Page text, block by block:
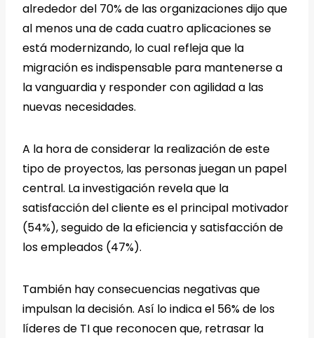
alrededor del 70% de las organizaciones dijo que
al menos una de cada cuatro aplicaciones se
está modernizando, lo cual refleja que la
migración es indispensable para mantenerse a
la vanguardia y responder con agilidad a las
nuevas necesidades.
A la hora de considerar la realización de este
tipo de proyectos, las personas juegan un papel
central. La investigación revela que la
satisfacción del cliente es el principal motivador
(54%), seguido de la eficiencia y satisfacción de
los empleados (47%).
También hay consecuencias negativas que
impulsan la decisión. Así lo indica el 56% de los
líderes de TI que reconocen que, retrasar la